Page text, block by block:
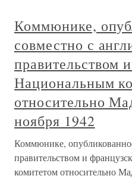
Коммюнике,
совместно с
правительством
Национальным
относительно
ноября 1942
Коммюнике,
правительством и
комитетом относительно